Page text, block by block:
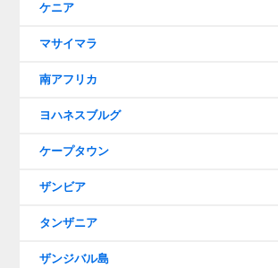
ケニア
マサイマラ
南アフリカ
ヨハネスブルグ
ケープタウン
ザンビア
タンザニア
ザンジバル島